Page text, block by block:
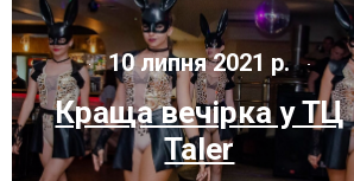
10 липня 2021 р.
Краща вечірка у ТЦ
Taler